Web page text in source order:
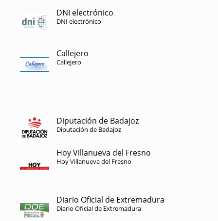
DNI electrónico
DNI electrónico
Callejero
Callejero
Diputación de Badajoz
Diputación de Badajoz
Hoy Villanueva del Fresno
Hoy Villanueva del Fresno
Diario Oficial de Extremadura
Diario Oficial de Extremadura